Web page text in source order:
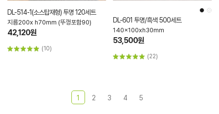
DL-514-1(소스탑재형) 투명 120세트
지름200x h70mm (뚜껑포함90)
42,120원
(10)
DL-601 투명/흑색 500세트
140x100xh30mm
53,500원
(22)
1 2 3 4 5